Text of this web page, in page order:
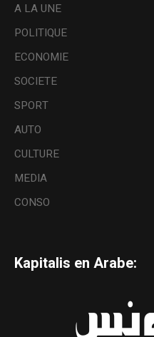
A LA UNE
POLITIQUE
ECONOMIE
SOCIETE
SPORT
AUTO
CULTURE
MEDIA
CONSO
Kapitalis en Arabe: